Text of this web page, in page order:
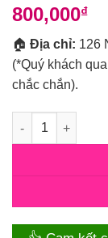
800,000₫
🏠 Địa chỉ: 126
(*Quý khách
chắc chắn).
Số lượng